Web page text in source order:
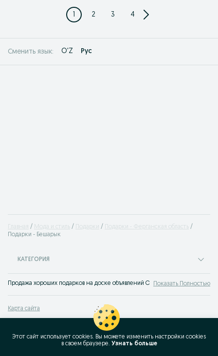
1 2 3 4
Сменить язык: O'Z Рус
Главная Мода и стиль Подарки
Подарки - Ферганская область
Подарки - Бешарык
КАТЕГОРИЯ
Продажа хороших подарков на доске объявлений OLX.uz Бешарык.
Показать Полностью
Карта сайта
Карта бизнес-страницы
Популярные запросы
Этот сайт использует cookies. Вы можете изменить настройки cookies
в своeм браузере. Узнать больше